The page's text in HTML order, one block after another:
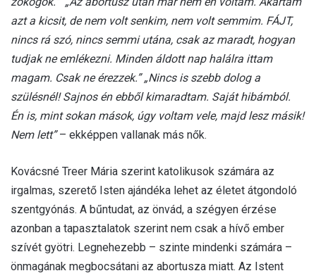
azt a kicsit, de nem volt senkim, nem volt semmim. FÁJT,
nincs rá szó, nincs semmi utána, csak az maradt, hogyan
tudjak ne emlékezni. Minden áldott nap halálra ittam
magam. Csak ne érezzek.”„Nincs is szebb dolog a
szülésnél! Sajnos én ebből kimaradtam. Saját hibámból.
Én is, mint sokan mások, úgy voltam vele, majd lesz másik!
Nem lett”– ekképpen vallanak más nők.
Kovácsné Treer Mária szerint katolikusok számára az
irgalmas, szerető Isten ajándéka lehet az életet átgondoló
szentgyónás. A bűntudat, az önvád, a szégyen érzése
azonban a tapasztalatok szerint nem csak a hívő ember
szívét gyötri. Legnehezebb – szinte mindenki számára –
önmagának megbocsátani az abortusza miatt. Az Istent